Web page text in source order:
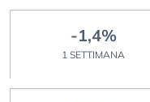
-1,4%
1 SETTIMANA